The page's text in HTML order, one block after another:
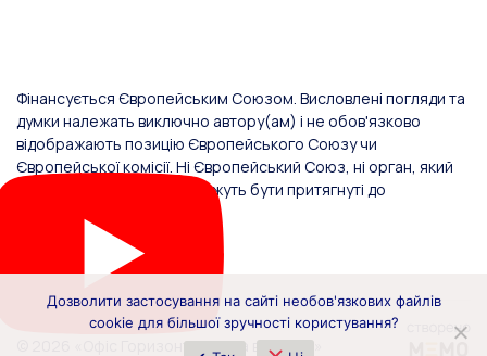
Фінансується Європейським Союзом. Висловлені погляди та
думки належать виключно автору(ам) і не обов'язково
відображають позицію Європейського Союзу чи
Європейської комісії. Ні Європейський Союз, ні орган, який
надав фінансування, не можуть бути притягнуті до
© 2026 «Офіс Горизонт Європа в Україні»
Дозволити застосування на сайті необов'язкових файлів
cookie для більшої зручності користування?